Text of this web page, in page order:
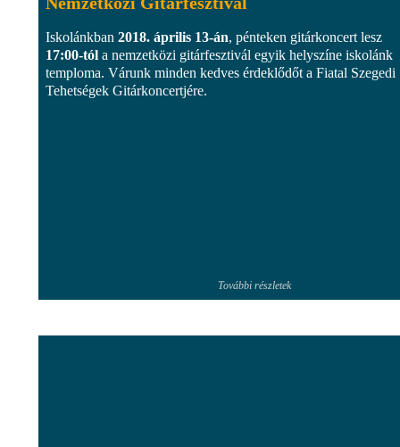
Iskolánkban 2018. április 13-án, pénteken gitárkoncert lesz
17:00-tól a nemzetközi gitárfesztivál egyik helyszíne iskolánk
temploma. Várunk minden kedves érdeklődőt a Fiatal Szegedi
Tehetségek Gitárkoncertjére.
További részletek